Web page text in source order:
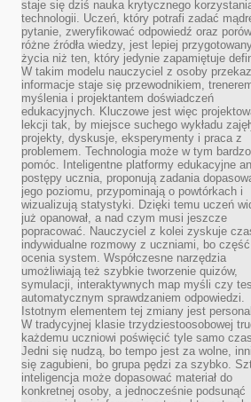
staje się dziś nauka krytycznego
technologii. Uczeń, który potrafi zadać
pytanie, zweryfikować odpowiedź oraz
różne źródła wiedzy, jest lepiej
życia niż ten, który jedynie zapamiętuje
W takim modelu nauczyciel z osoby
informacje staje się przewodnikiem,
myślenia i projektantem doświadczeń
edukacyjnych. Kluczowe jest więc
lekcji tak, by miejsce suchego wykładu
projekty, dyskusje, eksperymenty i praca z
problemem. Technologia może w tym bardzo
pomóc. Inteligentne platformy edukacyjne
postępy ucznia, proponują zadania
jego poziomu, przypominają o powtórkach i
wizualizują statystyki. Dzięki temu uczeń
już opanował, a nad czym musi jeszcze
popracować. Nauczyciel z kolei zyskuje
indywidualne rozmowy z uczniami, bo
ocenia system. Współczesne narzędzia
umożliwiają też szybkie tworzenie quizów,
symulacji, interaktywnych map myśli czy
automatycznym sprawdzaniem odpowiedzi.
Istotnym elementem tej zmiany jest
W tradycyjnej klasie trzydziestoosobowej
każdemu uczniowi poświęcić tyle samo
Jedni się nudzą, bo tempo jest za wolne,
się zagubieni, bo grupa pędzi za szybko.
inteligencja może dopasować materiał do
konkretnej osoby, a jednocześnie podsunąć